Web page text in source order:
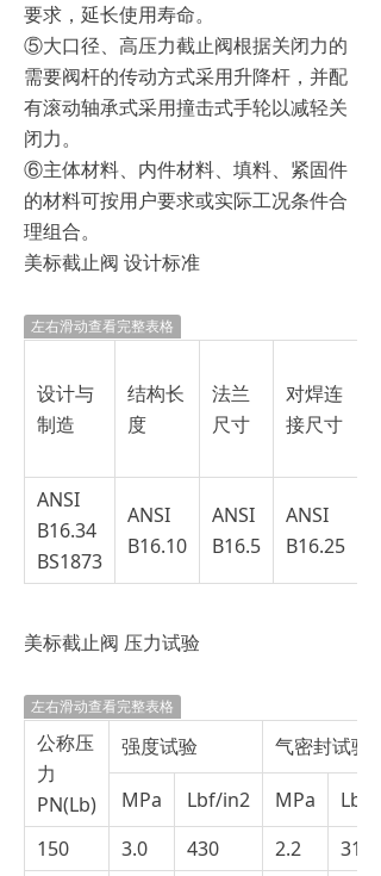
要求，延长使用寿命。
⑤大口径、高压力截止阀根据关闭力的
需要阀杆的传动方式采用升降杆，并配
有滚动轴承式采用撞击式手轮以减轻关
闭力。
⑥主体材料、内件材料、填料、紧固件
的材料可按用户要求或实际工况条件合
理组合。
美标截止阀 设计标准
左右滑动查看完整表格
设计与
制造
结构长
度
法兰
尺寸
对焊连
接尺寸
ANSI
B16.34
BS1873
ANSI
B16.10
ANSI
B16.5
ANSI
B16.25
美标截止阀 压力试验
左右滑动查看完整表格
公称压
力
PN(Lb)
强度试验 气密封试验
MPa Lbf/in2 MPa
Lbf/
150
3.0 430 2.2
315